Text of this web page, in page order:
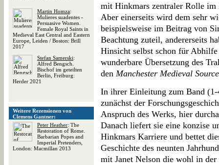
Martin Homza:
Mulieres suadentes -
Persuasive Women.
Female Royal Saints in
Medieval East Central and Eastern
Europe, Leiden / Boston: Brill
2017
Stefan Samerski:
Alfred Bengsch.
Bischof im geteilten
Berlin, Freiburg:
Herder 2021
Weitere Rezensionen von
Clemens Gantner:
Peter Heather: The
Restoration of Rome.
Barbarian Popes and
Imperial Pretenders,
London: Macmillan 2013
mit Hinkmars zentraler Rolle im
Aber einerseits wird dem sehr
beispielsweise im Beitrag von
Beachtung zuteil, andererseits
Hinsicht selbst schon für
wunderbare Übersetzung des
den Manchester Medieval
In ihrer Einleitung zum Band
zunächst der
Anspruch des Werks, hier
Danach liefert sie eine konzise
Hinkmars Karriere und bettet
Geschichte des neunten
mit Janet Nelson die wohl in der